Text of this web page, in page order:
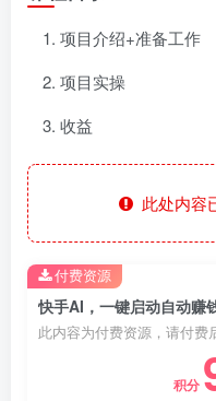
项目介绍+准备工作
项目实操
收益
此处内容
快手AI，一键启动自动
此内容为付费资源，请付费
积分
付费资源